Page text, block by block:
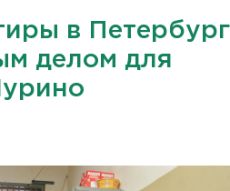
в
делом для